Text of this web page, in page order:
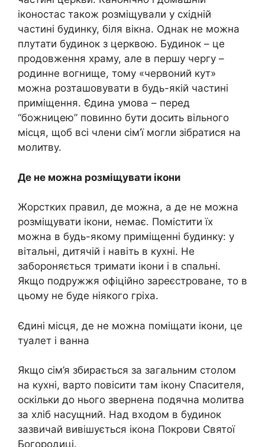
іконостас також розміщували у східній
частині будинку, біля вікна. Однак не можна
плутати будинок з церквою. Будинок – це
продовження храму, але в першу чергу –
родинне вогнище, тому «червоний кут»
можна розташовувати в будь-якій частині
приміщення. Єдина умова – перед
“божницею” повинно бути досить вільного
місця, щоб всі члени сім’ї могли зібратися на
молитву.
Де не можна розміщувати ікони
Жорстких правил, де можна, а де не можна
розміщувати ікони, немає. Помістити їх
можна в будь-якому приміщенні будинку: у
вітальні, дитячій і навіть в кухні. Не
забороняється тримати ікони і в спальні.
Якщо подружжя офіційно зареєстроване, то в
цьому не буде ніякого гріха.
Єдині місця, де не можна поміщати ікони, це
туалет і ванна
Якщо сім’я збирається за загальним столом
на кухні, варто повісити там ікону Спасителя,
оскільки до нього звернена подячна молитва
за хліб насущний. Над входом в будинок
зазвичай вивішується ікона Покрови Святої
Богородиці.